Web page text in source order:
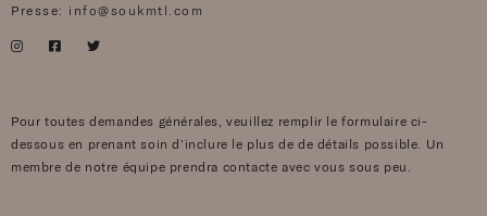
Presse: info@soukmtl.com
Pour toutes demandes générales, veuillez remplir le formulaire ci-
dessous en prenant soin d’inclure le plus de de détails possible. Un
membre de notre équipe prendra contacte avec vous sous peu.